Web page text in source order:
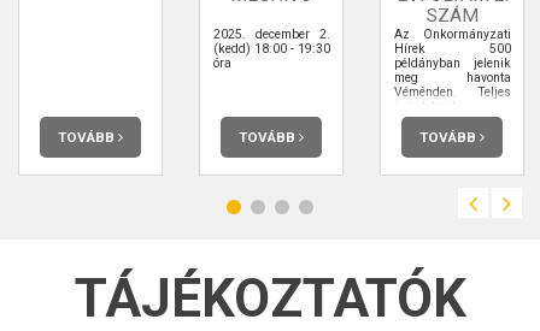
TOVÁBB
2025. december 2.
(kedd) 18:00 - 19:30
óra
TOVÁBB
SZÁM
Az Önkormányzati
Hírek 500
példányban jelenik
meg havonta
Véménden. Teljes
terjedelmében
elolvashatja.
TOVÁBB
TÁJÉKOZTATÓK